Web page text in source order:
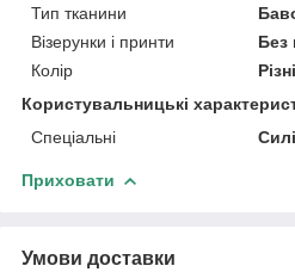
Тип тканини
Візерунки і принти
Без
Колір
Користувальницькі
Спеціальні
Приховати
Умови доставки